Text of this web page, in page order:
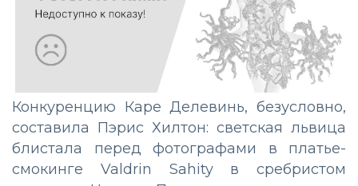
Конкуренцию Каре Делевинь, безусловно,
составила Пэрис Хилтон: светская львица
блистала перед фотографами в платье-
смокинге Valdrin Sahity в сребристом